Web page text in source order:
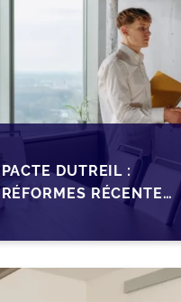
PACTE DUTREIL :
RÉFORMES RÉCENTES
TRANSMISSION DES